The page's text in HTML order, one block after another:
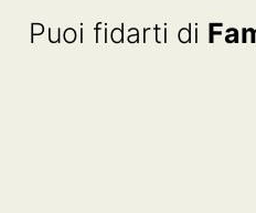
Puoi fidarti di